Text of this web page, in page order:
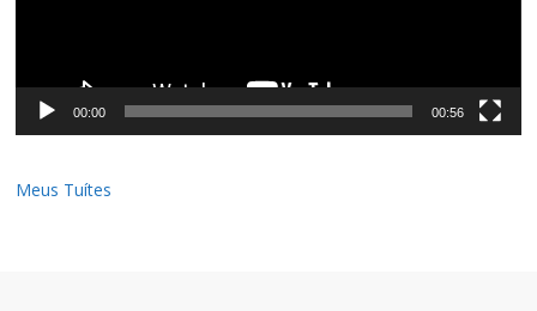
00:00 00:56
Meus Tuítes